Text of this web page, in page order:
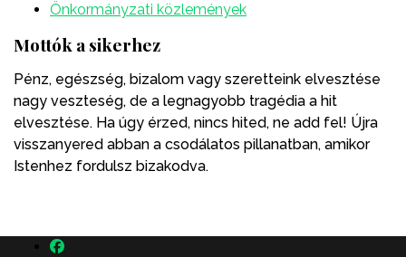
Önkormányzati közlemények
Mottók a sikerhez
Pénz, egészség, bizalom vagy szeretteink elvesztése
nagy veszteség, de a legnagyobb tragédia a hit
elvesztése. Ha úgy érzed, nincs hited, ne add fel! Újra
visszanyered abban a csodálatos pillanatban, amikor
Istenhez fordulsz bizakodva.